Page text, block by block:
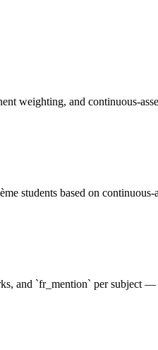
weighting, and continuous-
students based on continuous-
and `fr_mention` per subject —